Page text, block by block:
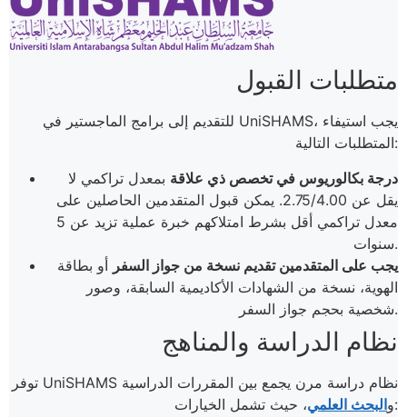
متطلبات القبول
للتقديم إلى برامج الماجستير في UniSHAMS، يجب استيفاء
المتطلبات التالية:
درجة بكالوريوس في تخصص ذي علاقة بمعدل تراكمي لا
يقل عن 2.75/4.00. يمكن قبول المتقدمين الحاصلين على
معدل تراكمي أقل بشرط امتلاكهم خبرة عملية تزيد عن 5
سنوات.
يجب على المتقدمين تقديم نسخة من جواز السفر أو بطاقة
الهوية، نسخة من الشهادات الأكاديمية السابقة، وصور
شخصية بحجم جواز السفر.
نظام الدراسة والمناهج
توفر UniSHAMS نظام دراسة مرن يجمع بين المقررات الدراسية
والبحث العلمي ، حيث تشمل الخيارات: